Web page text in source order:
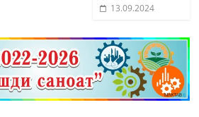
13.09.2024